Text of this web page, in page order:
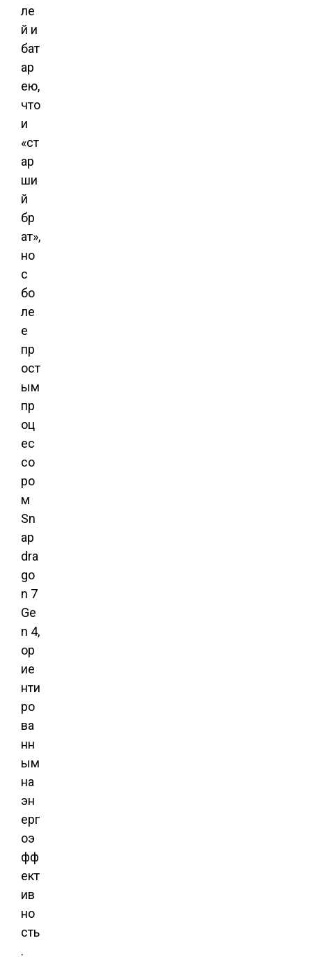
ле
й и
бат
ар
ею,
что
и
«ст
ар
ши
й
бр
ат»,
но
с
бо
ле
е
пр
ост
ым
пр
оц
ес
со
ро
м
Sn
ap
dra
go
n 7
Ge
n 4,
ор
ие
нти
ро
ва
нн
ым
на
эн
ерг
оэ
фф
ект
ив
но
сть
.